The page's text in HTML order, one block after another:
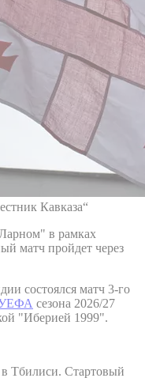
Кавказа“
в рамках
матч пройдет через
состоялся матч 3-го
сезона 2026/27
"Иберией 1999".
в Тбилиси. Стартовый